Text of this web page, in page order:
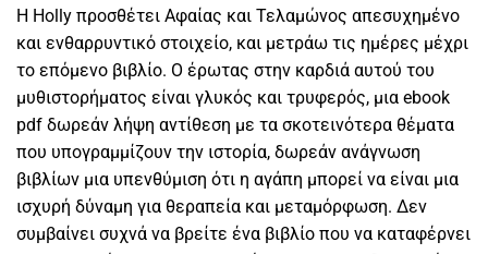
Η Holly προσθέτει Αφαίας και Τελαμώνος απεσυχημένο
και ενθαρρυντικό στοιχείο, και μετράω τις ημέρες μέχρι
το επόμενο βιβλίο. Ο έρωτας στην καρδιά αυτού του
μυθιστορήματος είναι γλυκός και τρυφερός, μια ebook
pdf δωρεάν λήψη αντίθεση με τα σκοτεινότερα θέματα
που υπογραμμίζουν την ιστορία, δωρεάν ανάγνωση
βιβλίων μια υπενθύμιση ότι η αγάπη μπορεί να είναι μια
ισχυρή δύναμη για θεραπεία και μεταμόρφωση. Δεν
συμβαίνει συχνά να βρείτε ένα βιβλίο που να καταφέρνει